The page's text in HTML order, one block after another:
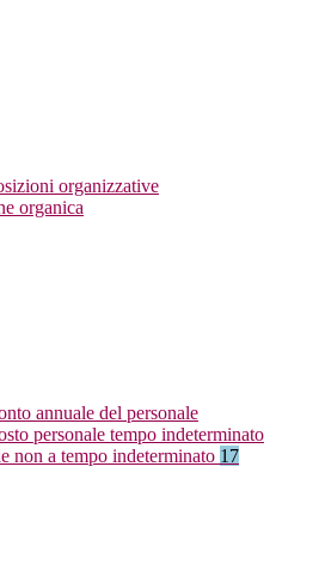
organizzative
organica
annuale del personale
personale tempo indeterminato
non a tempo indeterminato 17